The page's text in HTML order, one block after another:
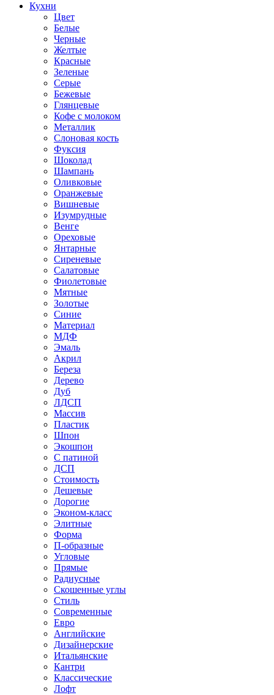
Кухни
Цвет
Белые
Черные
Желтые
Красные
Зеленые
Серые
Бежевые
Глянцевые
Кофе с молоком
Металлик
Слоновая кость
Фуксия
Шоколад
Шампань
Оливковые
Оранжевые
Вишневые
Изумрудные
Венге
Ореховые
Янтарные
Сиреневые
Салатовые
Фиолетовые
Мятные
Золотые
Синие
Материал
МДФ
Эмаль
Акрил
Береза
Дерево
Дуб
ЛДСП
Массив
Пластик
Шпон
Экошпон
С патиной
ДСП
Стоимость
Дешевые
Дорогие
Эконом-класс
Элитные
Форма
П-образные
Угловые
Прямые
Радиусные
Скошенные углы
Стиль
Современные
Евро
Английские
Дизайнерские
Итальянские
Кантри
Классические
Лофт